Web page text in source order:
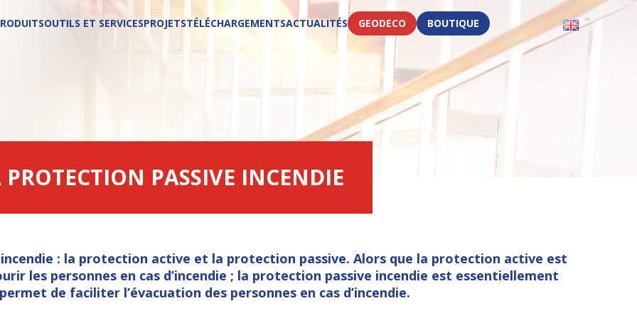
OUTILS ET SERVICESPROJETSTÉLÉCHARGEMENTSACTUALITÉS GEODECO BOUTIQUE
Demi-coques GEOFLAM® DC
Accessoires coupe-feu
Questions courantes FAQ
PROTECTION PASSIVE INCENDIE
: la protection active et la protection passive. Alors que la protection active est
les personnes en cas d’incendie ; la protection passive incendie est essentiellement
de faciliter l’évacuation des personnes en cas d’incendie.